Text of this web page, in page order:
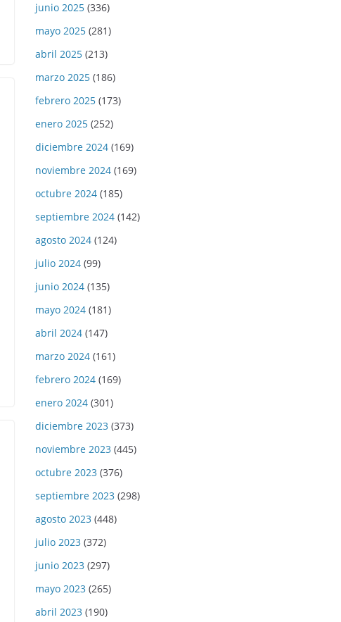
junio 2025 (336)
mayo 2025 (281)
abril 2025 (213)
marzo 2025 (186)
febrero 2025 (173)
enero 2025 (252)
diciembre 2024 (169)
noviembre 2024 (169)
octubre 2024 (185)
septiembre 2024 (142)
agosto 2024 (124)
julio 2024 (99)
junio 2024 (135)
mayo 2024 (181)
abril 2024 (147)
marzo 2024 (161)
febrero 2024 (169)
enero 2024 (301)
diciembre 2023 (373)
noviembre 2023 (445)
octubre 2023 (376)
septiembre 2023 (298)
agosto 2023 (448)
julio 2023 (372)
junio 2023 (297)
mayo 2023 (265)
abril 2023 (190)